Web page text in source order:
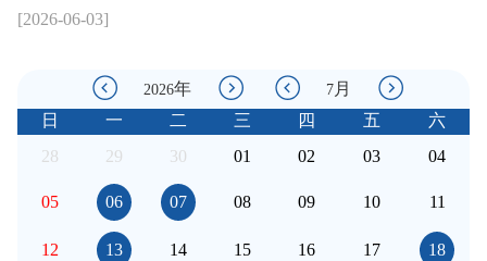
[2026-06-03]
2026年 7 月
日
一 二 三 四 五
六
28
29 30 01 02 03 04
05 06 07 08 09 10 11
12 13 14 15 16 17 18